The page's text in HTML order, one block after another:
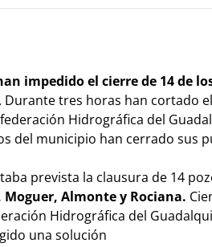
impedido el cierre de 14 de
tres horas han cortado
Hidrográfica del
del municipio han cerrado sus
prevista la clausura de 14
Almonte y Rociana.
Hidrográfica del
una solución